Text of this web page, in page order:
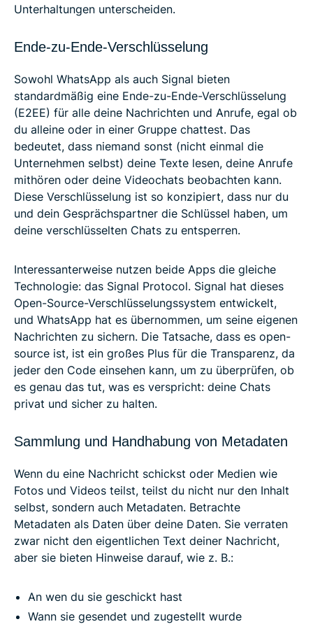
Unterhaltungen unterscheiden.
Ende-zu-Ende-Verschlüsselung
Sowohl WhatsApp als auch Signal bieten
standardmäßig eine Ende-zu-Ende-Verschlüsselung
(E2EE) für alle deine Nachrichten und Anrufe, egal ob
du alleine oder in einer Gruppe chattest. Das
bedeutet, dass niemand sonst (nicht einmal die
Unternehmen selbst) deine Texte lesen, deine Anrufe
mithören oder deine Videochats beobachten kann.
Diese Verschlüsselung ist so konzipiert, dass nur du
und dein Gesprächspartner die Schlüssel haben, um
deine verschlüsselten Chats zu entsperren.
Interessanterweise nutzen beide Apps die gleiche
Technologie: das Signal Protocol. Signal hat dieses
Open-Source-Verschlüsselungssystem entwickelt,
und WhatsApp hat es übernommen, um seine eigenen
Nachrichten zu sichern. Die Tatsache, dass es open-
source ist, ist ein großes Plus für die Transparenz, da
jeder den Code einsehen kann, um zu überprüfen, ob
es genau das tut, was es verspricht: deine Chats
privat und sicher zu halten.
Sammlung und Handhabung von Metadaten
Wenn du eine Nachricht schickst oder Medien wie
Fotos und Videos teilst, teilst du nicht nur den Inhalt
selbst, sondern auch Metadaten. Betrachte
Metadaten als Daten über deine Daten. Sie verraten
zwar nicht den eigentlichen Text deiner Nachricht,
aber sie bieten Hinweise darauf, wie z. B.:
An wen du sie geschickt hast
Wann sie gesendet und zugestellt wurde